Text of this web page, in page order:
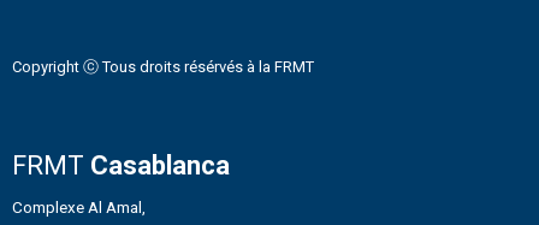
Copyright ⓒ Tous droits résérvés à la FRMT
FRMT Casablanca
Complexe Al Amal,